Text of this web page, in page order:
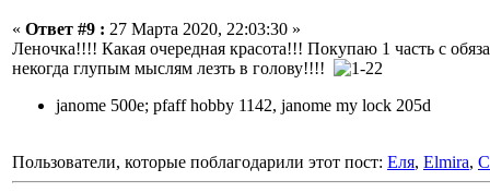
« Ответ #9 : 27 Марта 2020, 22:03:30 »
Леночка!!!! Какая очередная красота!!! Покупаю 1 часть с
некогда глупым мыслям лезть в голову!!!!
janome 500e; pfaff hobby 1142, janome my lock 205d
Пользователи, которые поблагодарили этот пост: Еля, Elmira,